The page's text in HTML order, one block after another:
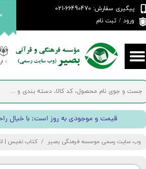
>
پیگیری سفارش: 66490470-021
ورود / ثبت نام
حساب کاربری من
تغییر گذر واژه
سفارشات
خروج از حساب کاربری
! قیمت و موجودی به روز است; با خیال
وب سایت رسمی موسسه فرهنگی بصیر کتاب نفیس |